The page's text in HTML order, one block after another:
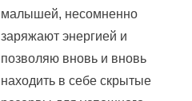
малышей, несомненно
заряжают энергией и
позволяю вновь и вновь
находить в себе скрытые